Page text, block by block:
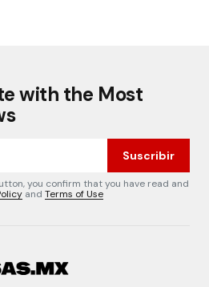
with the Most
Suscribir
you confirm that you have read and
and Terms of Use